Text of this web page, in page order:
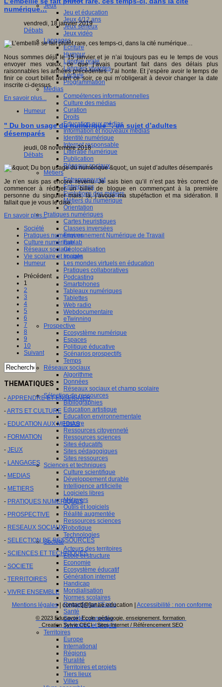
Jeux
Jeu et éducation
Jeux 4/12 ans
Jeux sérieux
Jeux vidéo
Langages
Ecriture
Humour
Langue orale
Langues vivantes
Lecture
Programmation
Médias
Compétences informationnelles
Culture des médias
Curation
Droits
Education aux médias
Information et nouveaux médias
Identité numérique
Internet responsable
Littératie numérique
Publication
Réseaux sociaux
Métiers
Entrepreneuriat
Entreprises
Evolutions des métiers
Métiers du numérique
Orientation
Pratiques numériques
Cartes heuristiques
Classes inversées
Environnement Numérique de Travail
Fablab
Géolocalisation
Images
Les mondes virtuels en éducation
Pratiques collaboratives
Podcasting
Smartphones
Tableaux numériques
Tablettes
Web radio
Webdocumentaire
eTwinning
Prospective
Ecosystème numérique
Espaces
Politique éducative
Scénarios prospectifs
Temps
Réseaux sociaux
Algorithme
Données
Réseaux sociaux et champ scolaire
Sélection de ressources
Bibliographies
Education artistique
Education environnementale
Histoire
Ressources citoyenneté
Ressources sciences
Sites éducatifs
Sites pédagogiques
Sites ressources
Sciences et techniques
Culture scientifique
Développement durable
Intelligence artificielle
Logiciels libres
Métavers
Outils et logiciels
Réalité augmentée
Ressources sciences
Robotique
Technologies
Société
Acteurs des territoires
Ecole et structure
Economie
Ecosystème éducatif
Génération internet
Handicap
Mondialisation
Normes scolaires
Regards sur l’Ecole
Santé
Société connectée
Territoires et projets
Territoires
Europe
International
Régions
Ruralité
Territoires et projets
Tiers lieux
Villes
numérique…
vendredi, 18 janvier 2019
Débats
Nous sommes déjà le 15 janvier et je n’ai toujours pas eu le temps de vous
envoyer mes vœux, ce que j’avais pourtant fait dans des délais plus
raisonnables les années précédentes. J’ai honte. Et j’espère avoir le temps de
finir ce court billet avant ce soir, ce qui m’obligerait à devoir changer la date
inscrite ci-dessus.
En savoir plus...
Humeur
" Du bon usage du numérique ", un sujet d’adultes
désemparés
jeudi, 08 novembre 2018
Débats
Je n’en suis pas encore revenu. Je sais bien qu’il n’est pas très correct de
commencer à rédiger un billet de blogue en commençant à la première
personne du singulier mais, là, j’avoue ma stupéfaction et ma sidération. Il
fallait que je vous le dise.
En savoir plus...
Société
Pratiques numériques
Culture numérique
Réseaux sociaux
Vie scolaire et sociale
Humeur
Précédent
1
2
3
4
5
6
7
8
9
10
Suivant
THEMATIQUES
- APPRENDRE ET ENSEIGNER
-ARTS ET CULTURE
- EDUCATION AUX MEDIAS
- FORMATION
- JEUX
- LANGAGES
- MEDIAS
- METIERS
- PRATIQUES NUMERIQUES
- PROSPECTIVE
- RESEAUX SOCIAUX
- SELECTION DE RESSOURCES
- SCIENCES ET TECHNIQUES
- SOCIETE
- TERRITOIRES
- VIVRE ENSEMBLE
Mentions légales| contact[@]anae.education | Accessibilité : non conforme
© 2023 Educavox, Ecole, pédagogie, enseignement, formation
Creation Sylvie CECI - Sites Internet / Référencement SEO